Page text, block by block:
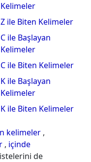
Kelimeler
Z ile Biten Kelimeler
C ile Başlayan
Kelimeler
C ile Biten Kelimeler
K ile Başlayan
Kelimeler
K ile Biten Kelimeler
kelimeler ,
, içinde
de